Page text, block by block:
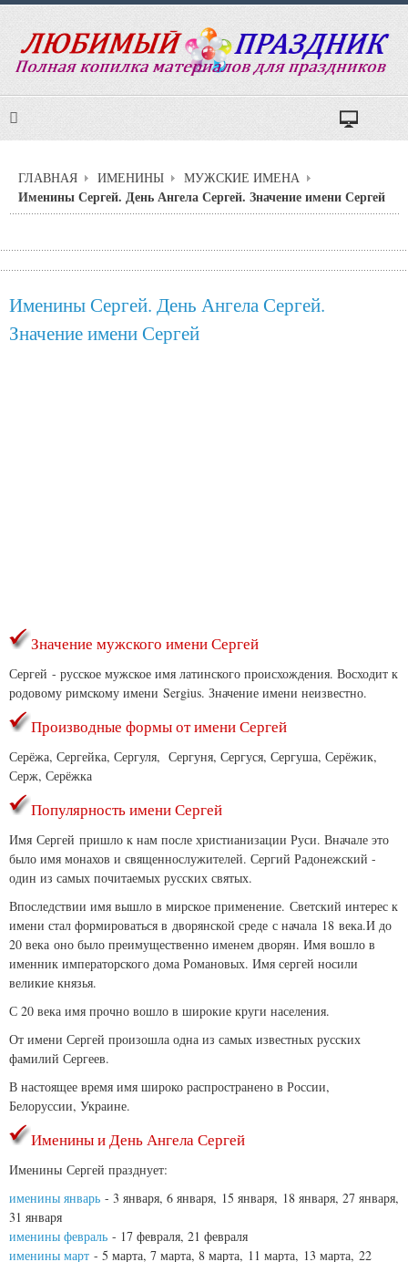
ГЛАВНАЯ ИМЕНИНЫ МУЖСКИЕ ИМЕНА
Именины Сергей. День Ангела Сергей. Значение имени Сергей
Именины Сергей. День Ангела Сергей.
Значение имени Сергей
Значение мужского имени Сергей
Сергей - русское мужское имя латинского происхождения. Восходит к
родовому римскому имени Sergius. Значение имени неизвестно.
Производные формы от имени Сергей
Серёжа, Сергейка, Сергуля, Сергуня, Сергуся, Сергуша, Серёжик,
Серж, Серёжка
Популярность имени Сергей
Имя Сергей пришло к нам после христианизации Руси. Вначале это
было имя монахов и священнослужителей. Сергий Радонежский -
один из самых почитаемых русских святых.
Впоследствии имя вышло в мирское применение. Светский интерес к
имени стал формироваться в дворянской среде с начала 18 века.И до
20 века оно было преимущественно именем дворян. Имя вошло в
именник императорского дома Романовых. Имя сергей носили
великие князья.
С 20 века имя прочно вошло в широкие круги населения.
От имени Сергей произошла одна из самых известных русских
фамилий Сергеев.
В настоящее время имя широко распространено в России,
Белоруссии, Украине.
Именины и День Ангела Сергей
Именины Сергей празднует:
именины январь - 3 января, 6 января, 15 января, 18 января, 27 января,
31 января
именины февраль - 17 февраля, 21 февраля
именины март - 5 марта, 7 марта, 8 марта, 11 марта, 13 марта, 22